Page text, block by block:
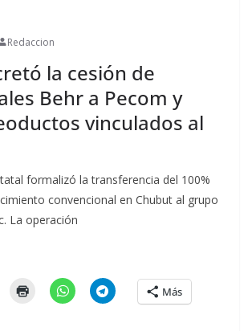
Redaccion
la cesión de
Behr a Pecom y
vinculados al
formalizó la transferencia del 100%
convencional en Chubut al grupo
La operación
Más